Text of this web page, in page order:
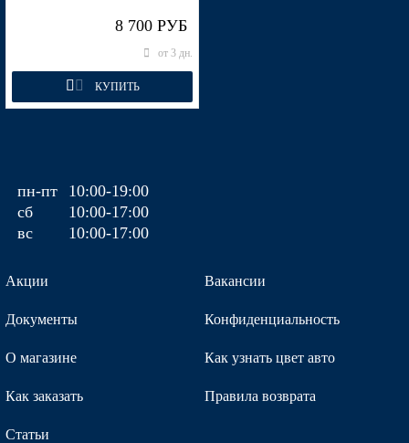
SN4 - SUNSET ORANGE (Оранжевый)
W4Y - ICE WINE, LINEN BEIGE (Бежевый) (с 2017)
8 700 РУБ
от 3 дн.
КУПИТЬ
пн-пт 10:00-19:00
сб
10:00-17:00
вс
10:00-17:00
Акции Вакансии
Документы Конфиденциальность
О магазине Как узнать цвет авто
Как заказать Правила возврата
Статьи